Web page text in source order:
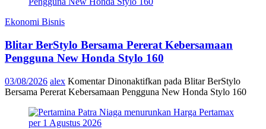
Ekonomi Bisnis
Blitar BerStylo Bersama Pererat Kebersamaan
Pengguna New Honda Stylo 160
03/08/2026 alex Komentar Dinonaktifkan pada Blitar BerStylo
Bersama Pererat Kebersamaan Pengguna New Honda Stylo 160